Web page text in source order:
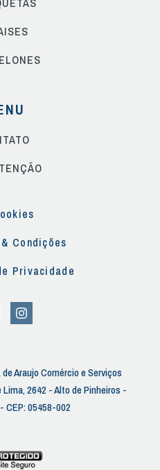
Condições
Privacidade
Araujo Comércio e Serviços
Lima, 2642 - Alto de Pinheiros -
CEP: 05458-002